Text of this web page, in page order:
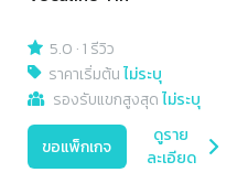
5.0 ·1 รีวิว
ราคาเริ่มต้นไม่ระบุ
รองรับแขกสูงสุดไม่ระบุ
ขอแพ็กเกจ
ดูราย
ละเอียด